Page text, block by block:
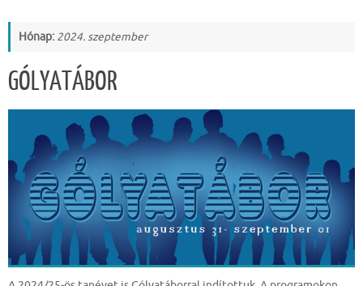
Hónap: 2024. szeptember
GÓLYATÁBOR